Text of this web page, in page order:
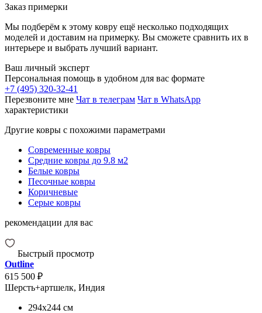
Заказ примерки
Мы подберём к этому ковру ещё несколько подходящих
моделей и доставим на примерку. Вы сможете сравнить их в
интерьере и выбрать лучший вариант.
Ваш личный эксперт
Персональная помощь в удобном для вас формате
+7 (495) 320-32-41
Перезвоните мне Чат в телеграм Чат в WhatsApp
характеристики
Другие ковры с похожими параметрами
Современные ковры
Средние ковры до 9.8 м2
Белые ковры
Песочные ковры
Коричневые
Серые ковры
рекомендации для вас
Быстрый просмотр
Outline
615 500 ₽
Шерсть+артшелк, Индия
294x244 см